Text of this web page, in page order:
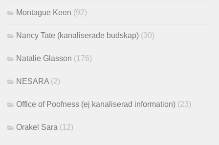
Montague Keen (92)
Nancy Tate (kanaliserade budskap) (30)
Natalie Glasson (176)
NESARA (2)
Office of Poofness (ej kanaliserad information) (23)
Orakel Sara (12)